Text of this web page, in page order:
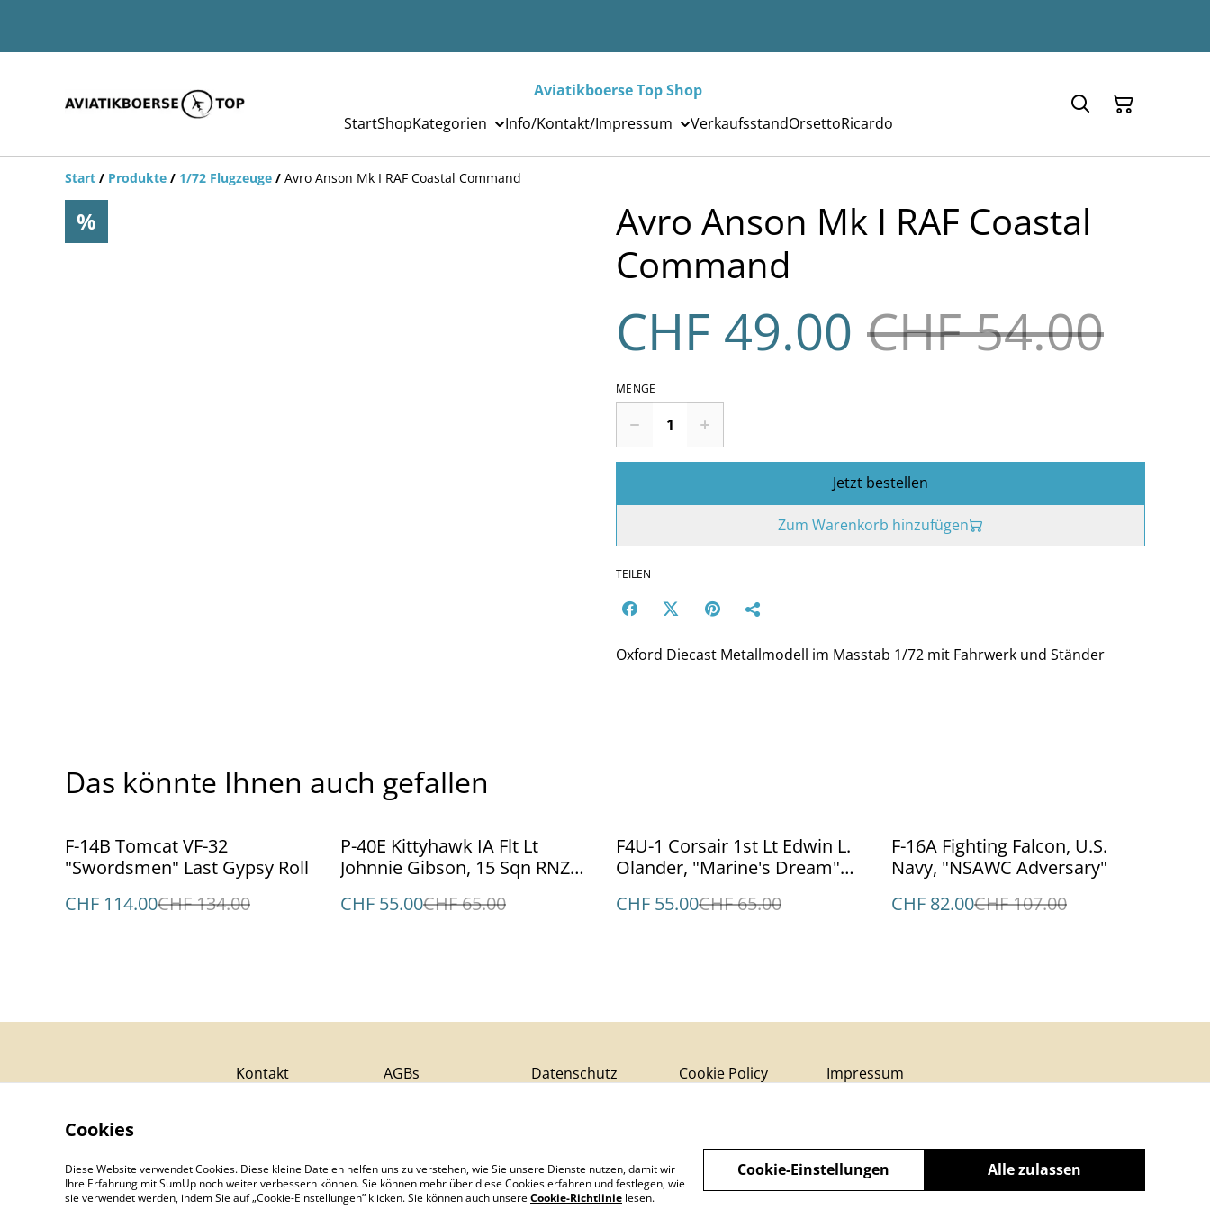
Aviatikboerse Top Shop
StartShopKategorien Info/Kontakt/Impressum VerkaufsstandOrsettoRicardo
Start / Produkte / 1/72 Flugzeuge / Avro Anson Mk I RAF Coastal Command
%
Avro Anson Mk I RAF Coastal
Command
CHF 49.00 CHF 54.00
MENGE
Jetzt bestellen
Zum Warenkorb hinzufügen
TEILEN
Oxford Diecast Metallmodell im Masstab 1/72 mit Fahrwerk und Ständer
Das könnte Ihnen auch gefallen
%
F-14B Tomcat VF-32
"Swordsmen" Last Gypsy Roll
CHF 114.00CHF 134.00
%
P-40E Kittyhawk IA Flt Lt
Johnnie Gibson, 15 Sqn RNZAF
CHF 55.00CHF 65.00
%
F4U-1 Corsair 1st Lt Edwin L.
Olander, "Marine's Dream"
CHF 55.00CHF 65.00
%
F-16A Fighting Falcon, U.S.
Navy, "NSAWC Adversary"
CHF 82.00CHF 107.00
Kontakt AGBs Datenschutz Cookie Policy Impressum
©2026 Aviatikboerse Top Shop
Cookies
Diese Website verwendet Cookies. Diese kleine Dateien helfen uns zu verstehen, wie Sie unsere Dienste nutzen, damit wir
Ihre Erfahrung mit SumUp noch weiter verbessern können. Sie können mehr über diese Cookies erfahren und festlegen, wie
sie verwendet werden, indem Sie auf „Cookie-Einstellungen” klicken. Sie können auch unsereCookie-Richtlinie lesen.
Alle zulassen
Cookie-Einstellungen